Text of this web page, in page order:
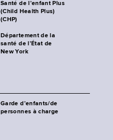
Santé de l’enfant Plus
(Child Health Plus)
(CHP)
Département de la
santé de l’État de
New York
Garde d’enfants/de
personnes à charge